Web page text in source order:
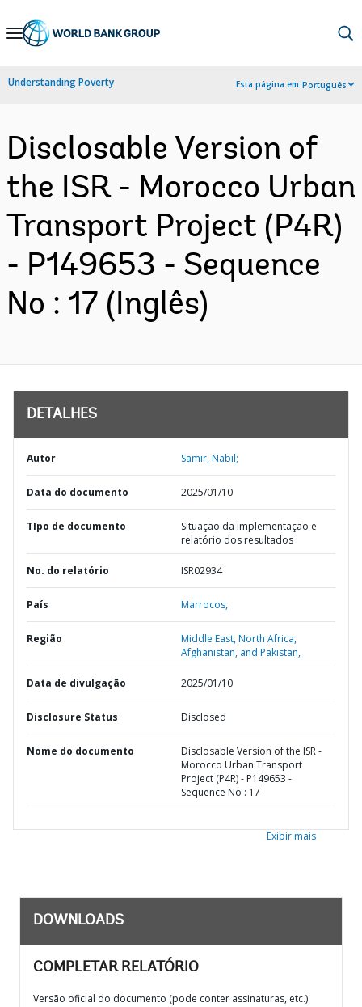
Skip
Navigation
Understanding Poverty Esta página em:Português
Disclosable Version of
the ISR - Morocco Urban
Transport Project (P4R)
- P149653 - Sequence
No : 17 (Inglês)
DETALHES
Autor Samir, Nabil;
Data do documento 2025/01/10
TIpo de documento
Situação da implementação e
relatório dos resultados
No. do relatório ISR02934
País Marrocos,
Região
Middle East, North Africa,
Afghanistan, and Pakistan,
Data de divulgação 2025/01/10
Disclosure Status Disclosed
Nome do documento
Disclosable Version of the ISR -
Morocco Urban Transport
Project (P4R) - P149653 -
Sequence No : 17
Exibir mais
DOWNLOADS
COMPLETAR RELATÓRIO
Versão oficial do documento (pode conter assinaturas, etc.)